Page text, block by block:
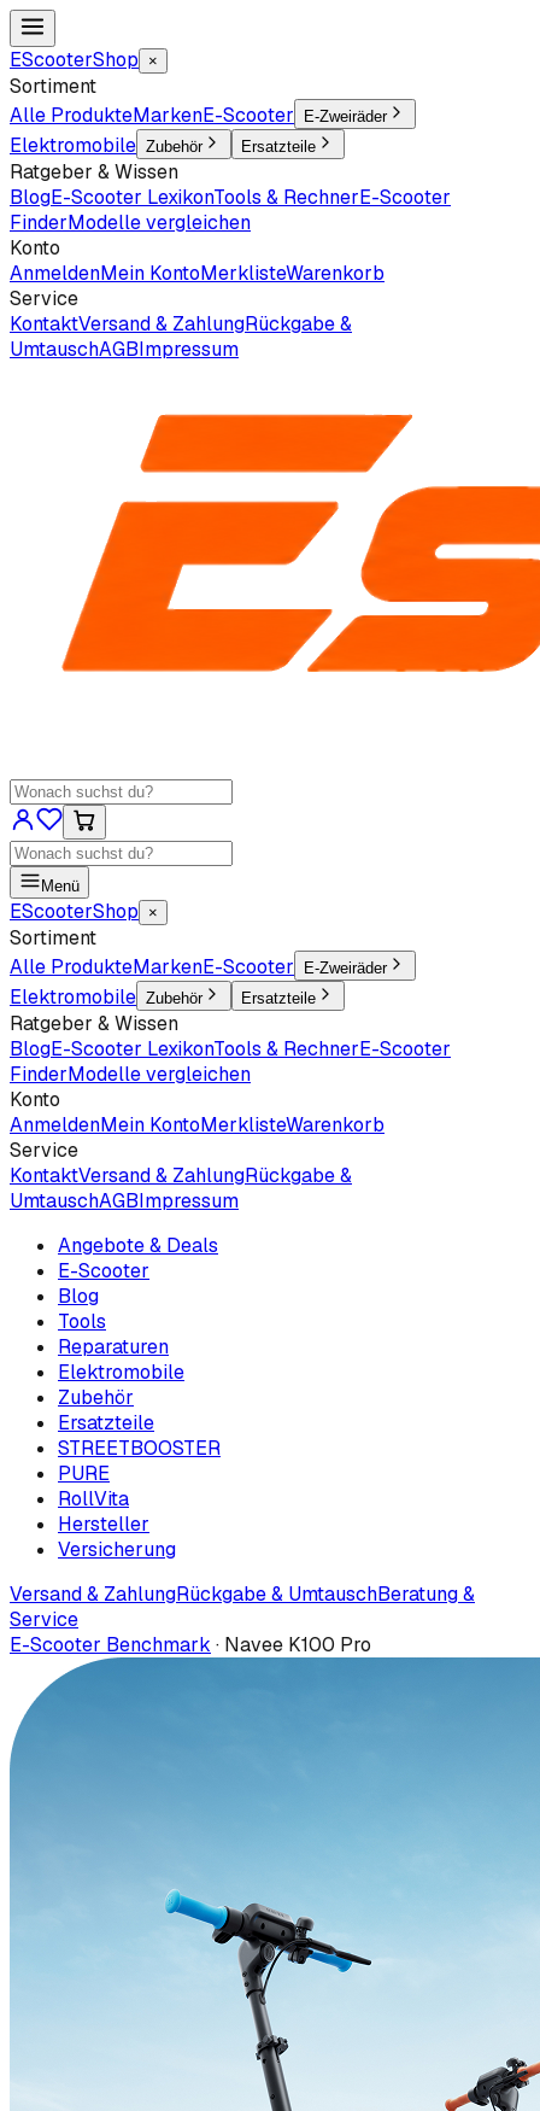
EScooterShop ×
Sortiment
Alle ProdukteMarkenE-Scooter E-Zweiräder
Elektromobile Zubehör Ersatzteile
Ratgeber & Wissen
BlogE-Scooter LexikonTools & RechnerE-Scooter
FinderModelle vergleichen
Konto
AnmeldenMein KontoMerklisteWarenkorb
Service
KontaktVersand & ZahlungRückgabe &
UmtauschAGBImpressum
Menü
EScooterShop ×
Sortiment
Alle ProdukteMarkenE-Scooter E-Zweiräder
Elektromobile Zubehör Ersatzteile
Ratgeber & Wissen
BlogE-Scooter LexikonTools & RechnerE-Scooter
FinderModelle vergleichen
Konto
AnmeldenMein KontoMerklisteWarenkorb
Service
KontaktVersand & ZahlungRückgabe &
UmtauschAGBImpressum
Angebote & Deals
E-Scooter
Blog
Tools
Reparaturen
Elektromobile
Zubehör
Ersatzteile
STREETBOOSTER
PURE
RollVita
Hersteller
Versicherung
Versand & ZahlungRückgabe & UmtauschBeratung &
Service
E-Scooter Benchmark · Navee K100 Pro